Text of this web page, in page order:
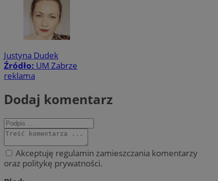
Justyna Dudek
Źródło: UM Zabrze
reklama
Dodaj komentarz
Akceptuję regulamin zamieszczania komentarzy
oraz politykę prywatności.